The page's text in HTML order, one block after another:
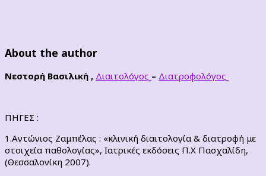
About the author
Νεστορή Βασιλική , Διαιτολόγος – Διατροφολόγος
ΠΗΓΕΣ :
1.Αντώνιος Ζαμπέλας : «κλινική διαιτολογία & διατροφή με
στοιχεία παθολογίας», Ιατρικές εκδόσεις Π.Χ Πασχαλίδη,
(Θεσσαλονίκη 2007).